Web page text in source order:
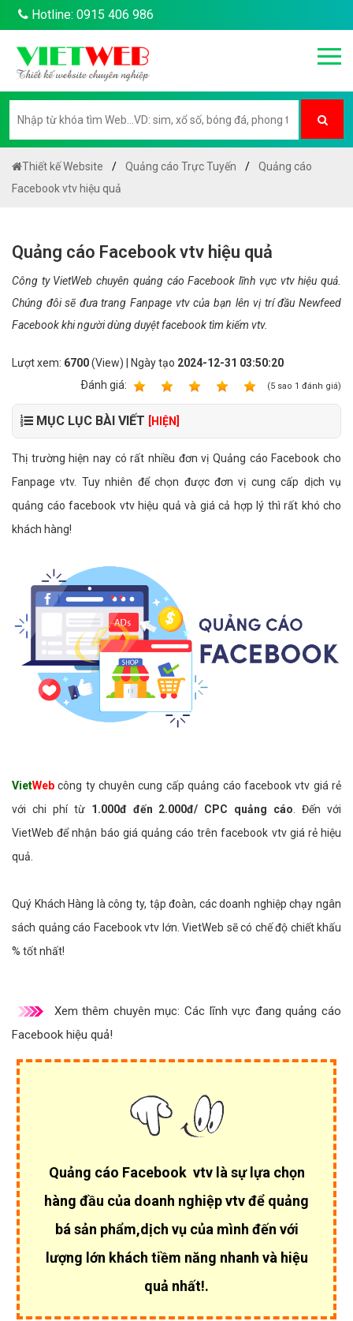
Hotline: 0915 406 986
Thiết kế Website Quảng cáo Trực Tuyến
Quảng cáo
Facebook vtv hiệu quả
Quảng cáo Facebook vtv hiệu quả
Công ty VietWeb chuyên quảng cáo Facebook lĩnh vực vtv hiệu quả.
Chúng đôi sẽ đưa trang Fanpage vtv của bạn lên vị trí đầu Newfeed
Facebook khi người dùng duyệt facebook tìm kiếm vtv.
Lượt xem: 6700(View) | Ngày tạo 2024-12-31 03:50:20
Ðánh giá:
(5 sao 1 đánh giá)
MỤC LỤC BÀI VIẾT [HIỆN]
Thị trường hiện nay có rất nhiều đơn vị Quảng cáo Facebook cho
Fanpage vtv. Tuy nhiên để chọn được đơn vị cung cấp dịch vụ
quảng cáo facebook vtv hiệu quả và giá cả hợp lý thì rất khó cho
khách hàng!
VietWeb công ty chuyên cung cấp quảng cáo facebook vtv giá rẻ
với chi phí từ 1.000đ đến 2.000đ/ CPC quảng cáo . Đến với
VietWeb để nhận báo giá quảng cáo trên facebook vtv giá rẻ hiệu
quả.
Quý Khách Hàng là công ty, tập đoàn, các doanh nghiệp chạy ngân
sách quảng cáo Facebook vtv lớn. VietWeb sẽ có chế độ chiết khấu
% tốt nhất!
Xem thêm chuyên mục: Các lĩnh vực đang quảng cáo
Facebook hiệu quả!
Quảng cáo Facebook vtv là sự lựa chọn
hàng đầu của doanh nghiệp vtv để quảng
bá sản phẩm,dịch vụ của mình đến với
lượng lớn khách tiềm năng nhanh và hiệu
quả nhất!.